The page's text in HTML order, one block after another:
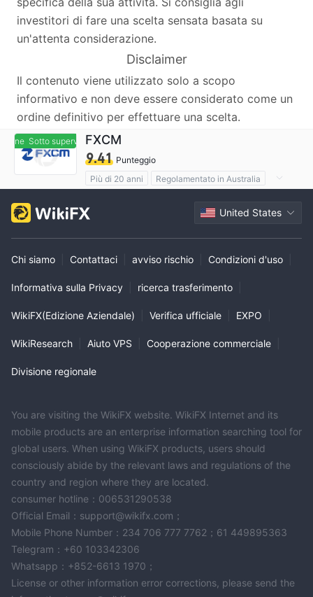
investitori di fare una scelta sensata basata su
un'attenta considerazione.
Disclaimer
Il contenuto viene utilizzato solo a scopo
informativo e non deve essere considerato come un
ordine definitivo per effettuare una scelta.
Sotto supervisioneFXCM
9.41 Punteggio
Più di 20 anni
Regolamentato in Australia
Broker regionali
United States
Chi siamo Contattaci avviso rischio Condizioni d'uso
Informativa sulla Privacy ricerca trasferimento
WikiFX(Edizione Aziendale) Verifica ufficiale EXPO
WikiResearch Aiuto VPS Cooperazione commerciale
Divisione regionale
You are visiting the WikiFX website. WikiFX Internet and its
mobile products are an enterprise information searching tool for
global users. When using WikiFX products, users should
consciously abide by the relevant laws and regulations of the
country and region where they are located.
consumer hotline：006531290538
Official Email：support@wikifx.com；
Mobile Phone Number：234 706 777 7762；61 449895363
Telegram：+60 103342306
Whatsapp：+852-6613 1970；
License or other information error corrections, please send the